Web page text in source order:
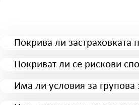
Покрива ли
Покриват ли се рискови
Има ли условия за групова